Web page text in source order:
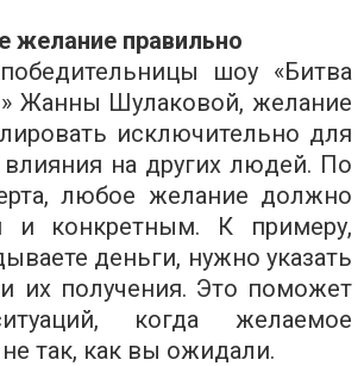
желание правильно
шоу «Битва
Жанны Шулаковой, желание
исключительно для
влияния на других людей. По
любое желание должно
и конкретным. К примеру,
деньги, нужно указать
их получения. Это поможет
когда желаемое
так, как вы ожидали.